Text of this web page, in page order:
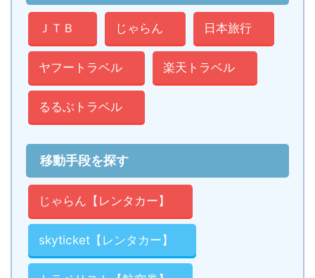
ＪＴＢ じゃらん 日本旅行
ヤフートラベル 楽天トラベル
るるぶトラベル
移動手段を探す
じゃらん【レンタカー】
skyticket【レンタカー】